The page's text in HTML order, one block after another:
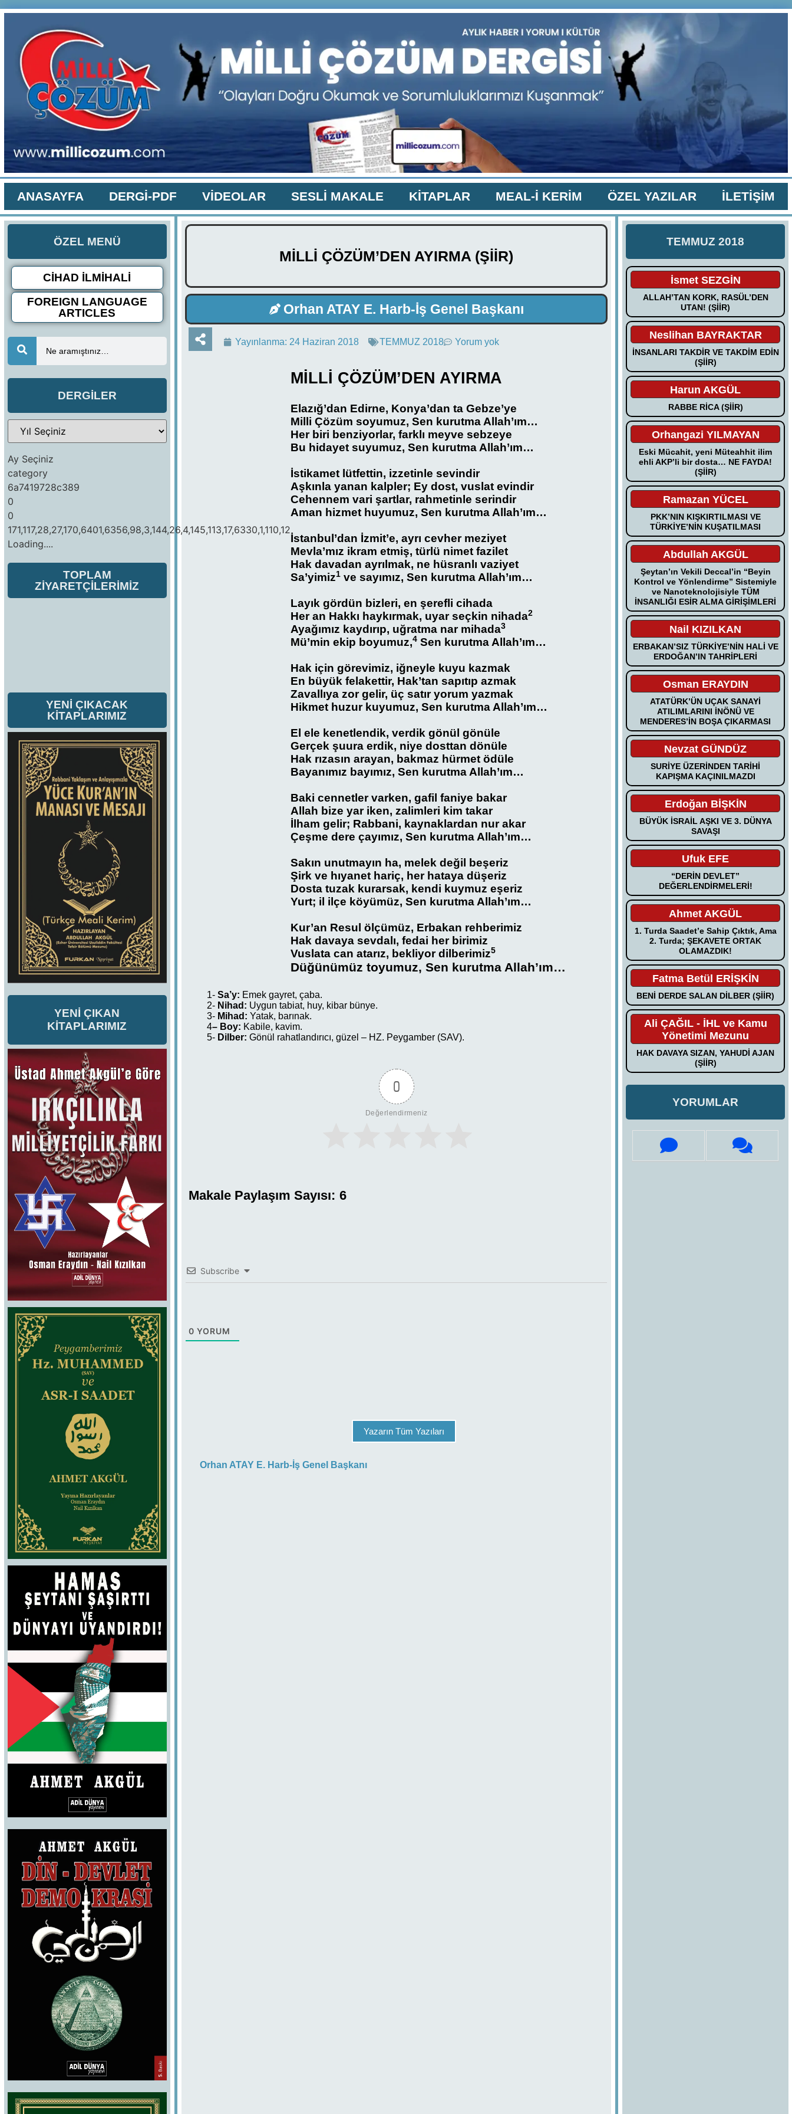
ANASAYFA DERGİ-PDF VİDEOLAR SESLİ MAKALE KİTAPLAR MEAL-İ KERİM ÖZEL YAZILAR İLETİŞİM
ÖZEL MENÜ
CİHAD İLMİHALİ
FOREIGN LANGUAGE
ARTICLES
Ne aramıştınız…
DERGİLER
Ay Seçiniz
category
6a7419728c389
0
0
171,117,28,27,170,6401,6356,98,3,144,26,4,145,113,17,6330,1,110,12
Loading....
TOPLAM
ZİYARETÇİLERİMİZ
YENİ ÇIKACAK
KİTAPLARIMIZ
YENİ ÇIKAN
KİTAPLARIMIZ
MİLLİ ÇÖZÜM’DEN AYIRMA (ŞİİR)
Orhan ATAY E. Harb-İş Genel Başkanı
Yayınlanma: 24 Haziran 2018 TEMMUZ 2018 Yorum yok
MİLLİ ÇÖZÜM’DEN AYIRMA
Elazığ’dan Edirne, Konya’dan ta Gebze’ye
Milli Çözüm soyumuz, Sen kurutma Allah’ım…
Her biri benziyorlar, farklı meyve sebzeye
Bu hidayet suyumuz, Sen kurutma Allah’ım…
İstikamet lütfettin, izzetinle sevindir
Aşkınla yanan kalpler; Ey dost, vuslat evindir
Cehennem vari şartlar, rahmetinle serindir
Aman hizmet huyumuz, Sen kurutma Allah’ım…
İstanbul’dan İzmit’e, ayrı cevher meziyet
Mevla’mız ikram etmiş, türlü nimet fazilet
Hak davadan ayrılmak, ne hüsranlı vaziyet
Sa’yimiz1 ve sayımız, Sen kurutma Allah’ım…
Layık gördün bizleri, en şerefli cihada
Her an Hakkı haykırmak, uyar seçkin nihada2
Ayağımız kaydırıp, uğratma nar mihada3
Mü’min ekip boyumuz,4 Sen kurutma Allah’ım…
Hak için görevimiz, iğneyle kuyu kazmak
En büyük felakettir, Hak’tan sapıtıp azmak
Zavallıya zor gelir, üç satır yorum yazmak
Hikmet huzur kuyumuz, Sen kurutma Allah’ım…
El ele kenetlendik, verdik gönül gönüle
Gerçek şuura erdik, niye dosttan dönüle
Hak rızasın arayan, bakmaz hürmet ödüle
Bayanımız bayımız, Sen kurutma Allah’ım…
Baki cennetler varken, gafil faniye bakar
Allah bize yar iken, zalimleri kim takar
İlham gelir; Rabbani, kaynaklardan nur akar
Çeşme dere çayımız, Sen kurutma Allah’ım…
Sakın unutmayın ha, melek değil beşeriz
Şirk ve hıyanet hariç, her hataya düşeriz
Dosta tuzak kurarsak, kendi kuymuz eşeriz
Yurt; il ilçe köyümüz, Sen kurutma Allah’ım…
Kur’an Resul ölçümüz, Erbakan rehberimiz
Hak davaya sevdalı, fedai her birimiz
Vuslata can atarız, bekliyor dilberimiz5
Düğünümüz toyumuz, Sen kurutma Allah’ım…
1-Sa’y: Emek gayret, çaba.
2- Nihad: Uygun tabiat, huy, kibar bünye.
3- Mihad: Yatak, barınak.
4– Boy: Kabile, kavim.
5- Dilber: Gönül rahatlandırıcı, güzel – HZ. Peygamber (SAV).
0
Değerlendirmeniz
Makale Paylaşım Sayısı: 6
Subscribe
0 YORUM
Yazarın Tüm Yazıları
Orhan ATAY E. Harb-İş Genel Başkanı
TEMMUZ 2018
İsmet SEZGİN
ALLAH’TAN KORK, RASÜL’DEN
UTAN! (ŞİİR)
Neslihan BAYRAKTAR
İNSANLARI TAKDİR VE TAKDİM EDİN
(ŞİİR)
Harun AKGÜL
RABBE RİCA (ŞİİR)
Orhangazi YILMAYAN
Eski Mücahit, yeni Müteahhit ilim
ehli AKP’li bir dosta… NE FAYDA!
(ŞİİR)
Ramazan YÜCEL
PKK’NIN KIŞKIRTILMASI VE
TÜRKİYE’NİN KUŞATILMASI
Abdullah AKGÜL
Şeytan’ın Vekili Deccal’in “Beyin
Kontrol ve Yönlendirme” Sistemiyle
ve Nanoteknolojisiyle TÜM
İNSANLIĞI ESİR ALMA GİRİŞİMLERİ
Nail KIZILKAN
ERBAKAN’SIZ TÜRKİYE’NİN HALİ VE
ERDOĞAN’IN TAHRİPLERİ
Osman ERAYDIN
ATATÜRK’ÜN UÇAK SANAYİ
ATILIMLARINI İNÖNÜ VE
MENDERES’İN BOŞA ÇIKARMASI
Nevzat GÜNDÜZ
SURİYE ÜZERİNDEN TARİHİ
KAPIŞMA KAÇINILMAZDI
Erdoğan BİŞKİN
BÜYÜK İSRAİL AŞKI VE 3. DÜNYA
SAVAŞI
Ufuk EFE
“DERİN DEVLET”
DEĞERLENDİRMELERİ!
Ahmet AKGÜL
1. Turda Saadet’e Sahip Çıktık, Ama
2. Turda; ŞEKAVETE ORTAK
OLAMAZDIK!
Fatma Betül ERİŞKİN
BENİ DERDE SALAN DİLBER (ŞİİR)
Ali ÇAĞIL - İHL ve Kamu
Yönetimi Mezunu
HAK DAVAYA SIZAN, YAHUDİ AJAN
(ŞİİR)
YORUMLAR